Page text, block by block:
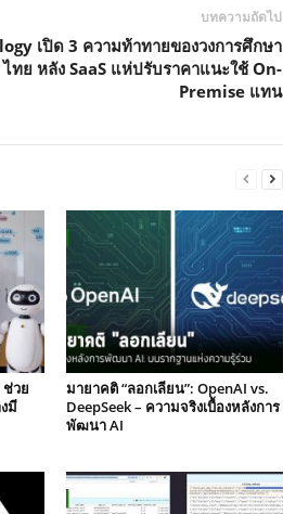
บทความถัดไป
เปิด 3 ความท้าทายของวงการศึกษา
ไทย หลัง SaaS แห่ปรับราคาแนะใช้ On-
Premise แทน
ช่วย
มี
มายาคติ “ลอกเลียน”: OpenAI vs.
DeepSeek – ความจริงเบื้องหลังการ
พัฒนา AI